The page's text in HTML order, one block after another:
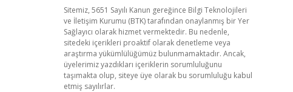
Sitemiz, 5651 Sayılı Kanun gereğince Bilgi Teknolojileri
ve İletişim Kurumu (BTK) tarafından onaylanmış bir Yer
Sağlayıcı olarak hizmet vermektedir. Bu nedenle,
sitedeki içerikleri proaktif olarak denetleme veya
araştırma yükümlülüğümüz bulunmamaktadır. Ancak,
üyelerimiz yazdıkları içeriklerin sorumluluğunu
taşımakta olup, siteye üye olarak bu sorumluluğu kabul
etmiş sayılırlar.